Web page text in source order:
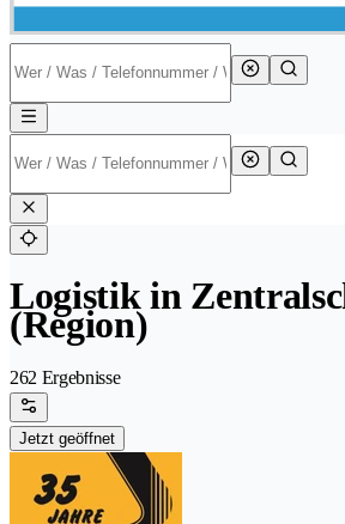
Logistik in
(Region)
262 Ergebnisse
Jetzt geöffnet